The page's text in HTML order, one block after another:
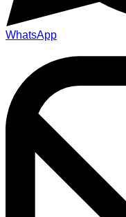
WhatsApp